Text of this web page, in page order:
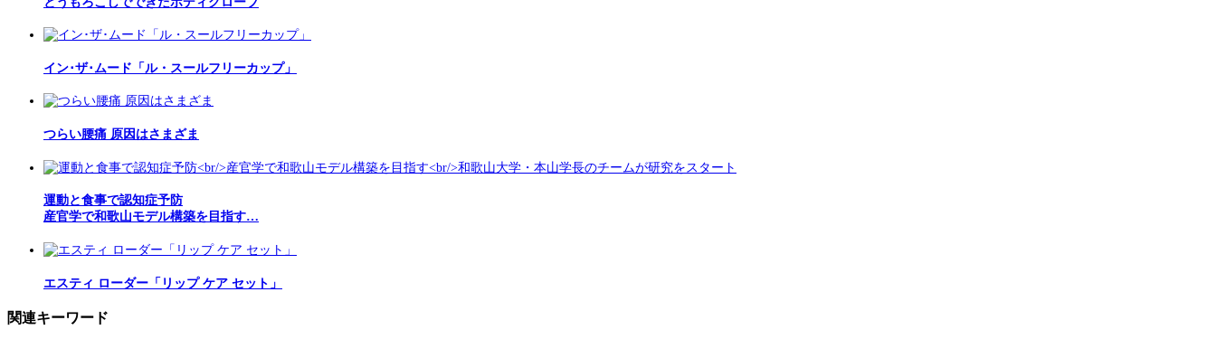
イン･ザ･ムード「ル・スールフリーカップ」
つらい腰痛 原因はさまざま
運動と食事で認知症予防
産官学で和歌山モデル構築を目指す…
エスティ ローダー「リップ ケア セット」
関連キーワード